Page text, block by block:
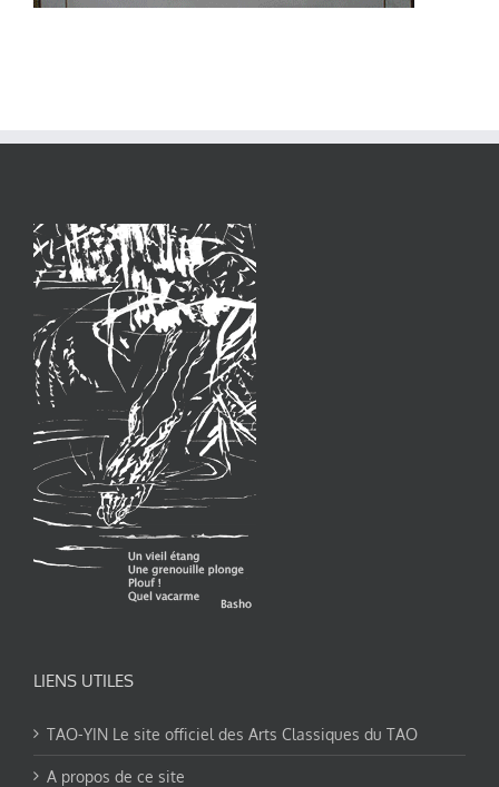
LIENS UTILES
TAO-YIN Le site officiel des Arts Classiques du TAO
A propos de ce site